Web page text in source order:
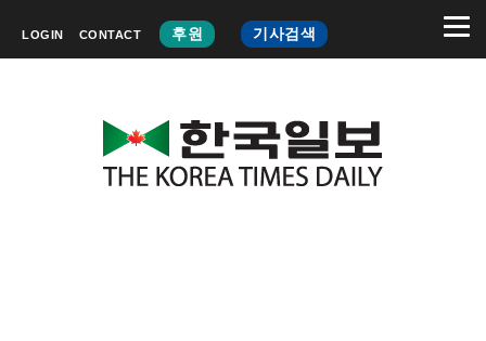
LOGIN CONTACT 후원 기사검색